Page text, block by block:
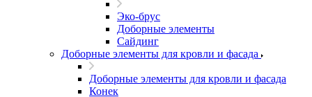
Эко-брус
Доборные элементы
Сайдинг
Доборные элементы для кровли и фасада
Доборные элементы для кровли и фасада
Конек